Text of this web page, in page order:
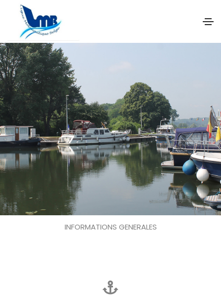
INFORMATIONS GENERALES